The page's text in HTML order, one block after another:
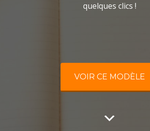
quelques clics !
VOIR CE MODÈLE